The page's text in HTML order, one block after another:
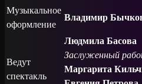
Музыкальное
оформление
Владимир
Ведут
спектакль
Людмила Басова
Заслуженный
Маргарита